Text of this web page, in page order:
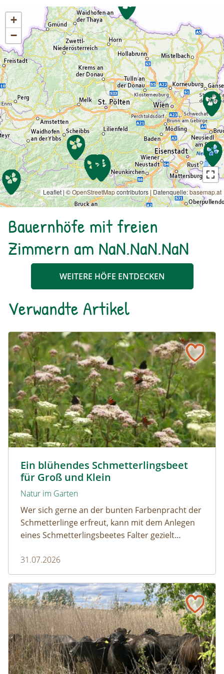
480,- pro Tag, je nach genauer Anforderung.
Wenden Sie sich gerne an uns, wir vermitteln Sie
weiter.Öffentliche Verkehrsmittel
+
−
Leaflet | ©OpenStreetMapcontributors | Datenquelle:basemap.at
Bauernhöfe mit freien
Zimmern am NaN.NaN.NaN
WEITERE HÖFE ENTDECKEN
Verwandte Artikel
Ein blühendes Schmetterlingsbeet
für Groß und Klein
Natur im Garten
Wer sich gerne an der bunten Farbenpracht der
Schmetterlinge erfreut, kann mit dem Anlegen
eines Schmetterlingsbeetes Falter gezielt
dürfen ausreichend mitgedacht werden. Denn
ohne Raupen gibt es keine schönen
Schmetterlinge!
31.07.2026
Ein blühendes Schmetterlingsbeet für Groß und Klein
Naturmagazin: Die Rückkehr der Big Five im Weinviertel
Die Rückkehr der Big Five im Weinviertel